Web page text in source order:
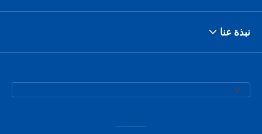
نبذة عنا